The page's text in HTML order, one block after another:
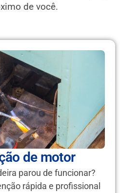
de você.
de motor
parou de funcionar?
rápida e profissional